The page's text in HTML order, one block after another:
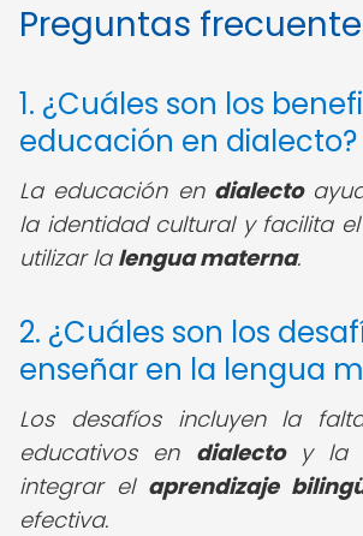
Preguntas
1. ¿Cuáles son los
educación en dialecto?
La educación en dialecto
la identidad cultural y facilita
utilizar la lengua materna.
2. ¿Cuáles son los
enseñar en la lengua
Los desafíos incluyen la
educativos en dialectoy la
integrar el aprendizaje
efectiva.